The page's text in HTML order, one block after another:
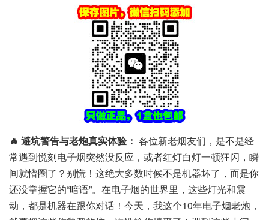
🔥 避坑警告与老炮真实体验： 各位新老烟友们，是不是经
常遇到悦刻电子烟突然没反应，或者红灯白灯一顿狂闪，瞬
间就懵圈了？别慌！这绝大多数时候不是机器坏了，而是你
还没掌握它的“暗语”。在电子烟的世界里，这些灯光和震
动，都是机器在跟你对话！今天，我这个10年电子烟老炮，